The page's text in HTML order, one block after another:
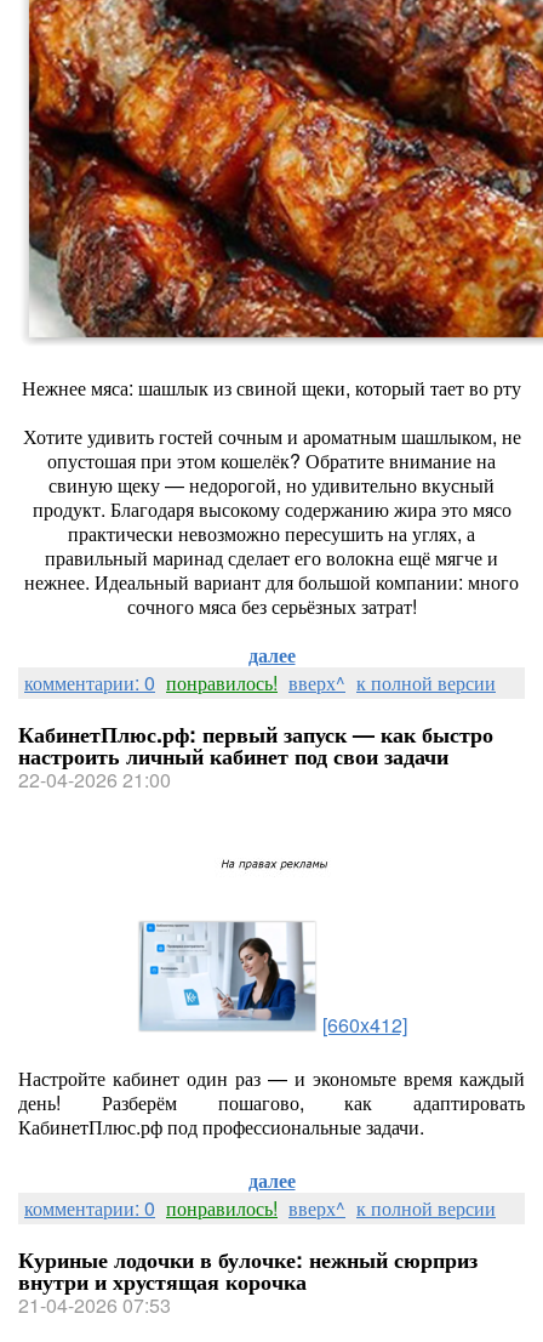
Нежнее мяса: шашлык из свиной щеки, который тает во рту
Хотите удивить гостей сочным и ароматным шашлыком, не
опустошая при этом кошелёк? Обратите внимание на
свиную щеку — недорогой, но удивительно вкусный
продукт. Благодаря высокому содержанию жира это мясо
практически невозможно пересушить на углях, а
правильный маринад сделает его волокна ещё мягче и
нежнее. Идеальный вариант для большой компании: много
сочного мяса без серьёзных затрат!
далее
комментарии: 0 понравилось! вверх^ к полной версии
КабинетПлюс.рф: первый запуск — как быстро
настроить личный кабинет под свои задачи
22-04-2026 21:00
[660x412]
Настройте кабинет один раз — и экономьте время каждый
день! Разберём пошагово, как адаптировать
КабинетПлюс.рф под профессиональные задачи.
далее
комментарии: 0 понравилось! вверх^ к полной версии
Куриные лодочки в булочке: нежный сюрприз
внутри и хрустящая корочка
21-04-2026 07:53